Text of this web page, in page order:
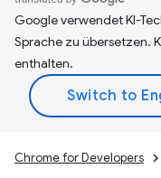
Google verwendet KI-
Sprache zu übersetzen.
enthalten.
Chrome for Developers